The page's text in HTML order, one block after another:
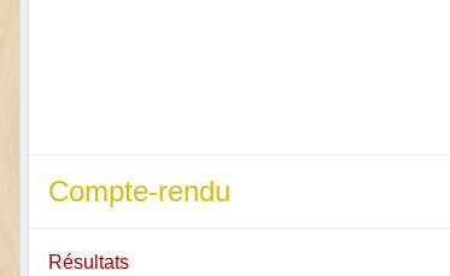
Compte-rendu
Résultats